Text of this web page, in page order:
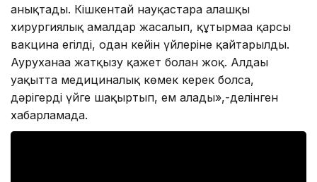
анықтады. Кішкентай науқастарға алғашқы
хирургиялық амалдар жасалып, құтырмаға қарсы
вакцина егілді, одан кейін үйлеріне қайтарылды.
Ауруханаға жатқызу қажет болған жоқ. Алдағы
уақытта медициналық көмек керек болса,
дәрігерді үйге шақыртып, ем алады»,-делінген
хабарламада.